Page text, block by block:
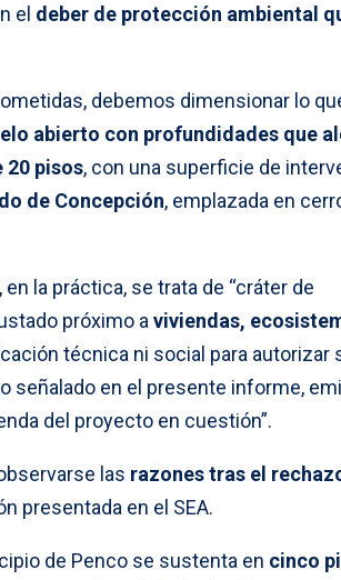
el deber de protección ambiental
debemos dimensionar lo
abierto con profundidades que
20 pisos, con una superficie de
de Concepción, emplazada en
la práctica, se trata de “cráter de
próximo a viviendas,
técnica ni social para autorizar
señalado en el presente informe,
del proyecto en cuestión”.
las razones tras el
presentada en el SEA.
de Penco se sustenta en cinco